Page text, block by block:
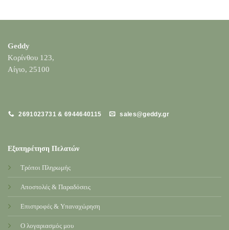
Geddy
Κορίνθου 123,
Αίγιο, 25100
2691023731 & 6944640115 sales@geddy.gr
Εξυπηρέτηση Πελατών
Τρόποι Πληρωμής
Αποστολές & Παραδόσεις
Επιστροφές & Υπαναχώρηση
Ο λογαριασμός μου